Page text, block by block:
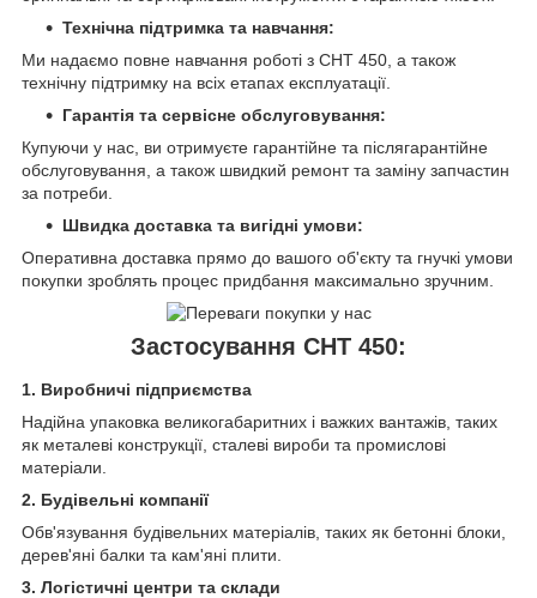
Технічна підтримка та навчання:
Ми надаємо повне навчання роботі з CHT 450, а також
технічну підтримку на всіх етапах експлуатації.
Гарантія та сервісне обслуговування:
Купуючи у нас, ви отримуєте гарантійне та післягарантійне
обслуговування, а також швидкий ремонт та заміну запчастин
за потреби.
Швидка доставка та вигідні умови:
Оперативна доставка прямо до вашого об'єкту та гнучкі умови
покупки зроблять процес придбання максимально зручним.
Застосування CHT 450:
1. Виробничі підприємства
Надійна упаковка великогабаритних і важких вантажів, таких
як металеві конструкції, сталеві вироби та промислові
матеріали.
2. Будівельні компанії
Обв'язування будівельних матеріалів, таких як бетонні блоки,
дерев'яні балки та кам'яні плити.
3. Логістичні центри та склади